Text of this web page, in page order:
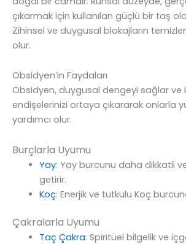
çıkarmak için kullanılan güçlü bir taş
Zihinsel ve duygusal blokajların
olur.
Obsidyen’in Faydaları
Obsidyen, duygusal dengeyi sağlar ve
endişelerinizi ortaya çıkararak onlarla
yardımcı olur.
Burçlarla Uyumu
Yay: Yay burcunu daha dikkatli
getirir.
Koç: Enerjik ve tutkulu Koç
Çakralarla Uyumu
Taç Çakra: Spiritüel bilgelik ve